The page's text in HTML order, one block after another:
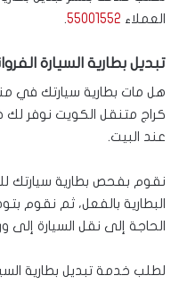
العملاء 55001552
.
تبديل بطارية السيارة
هل مات بطارية سيارتك في
كراج متنقل الكويت نوفر لك
عند البيت.
نقوم بفحص بطارية سيارتك
البطارية بالفعل، ثم نقوم
الحاجة إلى نقل السيارة إلى
لطلب خدمة تبديل بطارية